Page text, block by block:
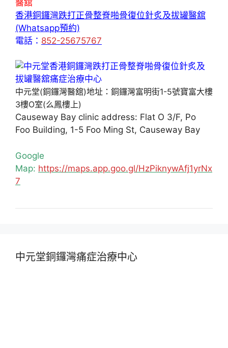
醫舘
香港銅鑼灣跌打正骨整脊啪骨復位針炙及拔罐醫舘
(Whatsapp預約)
電話： 852-25675767
中元堂(銅鑼灣醫舘)地址：銅鑼灣富明街1-5號寶富大樓
3樓O室(么鳳樓上)
Causeway Bay clinic address: Flat O 3/F, Po
Foo Building, 1-5 Foo Ming St, Causeway Bay
Google
Map: https://maps.app.goo.gl/HzPiknywAfj1yrNx
7
中元堂銅鑼灣痛症治療中心